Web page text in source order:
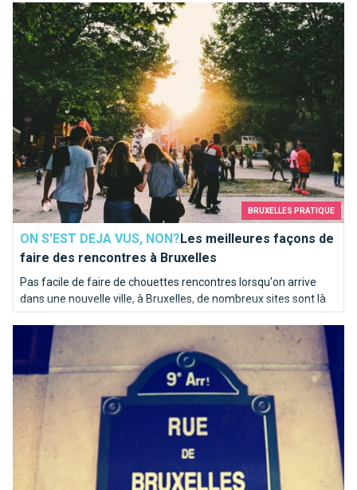
BRUXELLES PRATIQUE
ON S'EST DEJA VUS, NON?Les meilleures façons de
faire des rencontres à Bruxelles
Pas facile de faire de chouettes rencontres lorsqu'on arrive
dans une nouvelle ville, à Bruxelles, de nombreux sites sont là
pour vous aider.
Les meilleures façons de faire des rencontres à Bruxelles
Paris, c’est Bruxelles : la preuve !